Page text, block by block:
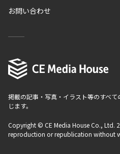
お問い合わせ
掲載の記事・写真・イラスト等のすべ
じます。
Copyright © CE Media House Co., Ltd.
reproduction or republication without